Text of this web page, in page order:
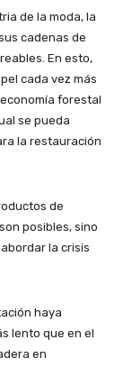
de la moda, la
cadenas de
En esto,
cada vez más
forestal
se pueda
la restauración
de
posibles, sino
la crisis
haya
lento que en el
en